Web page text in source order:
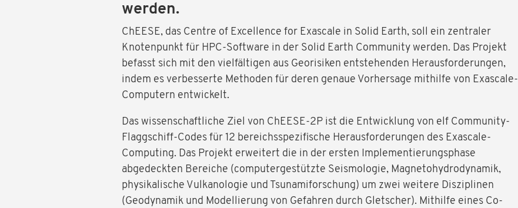
werden.
ChEESE, das Centre of Excellence for Exascale in Solid Earth, soll ein zentraler
Knotenpunkt für HPC-Software in der Solid Earth Community werden. Das Projekt
befasst sich mit den vielfältigen aus Georisiken entstehenden Herausforderungen,
indem es verbesserte Methoden für deren genaue Vorhersage mithilfe von Exascale-
Computern entwickelt.
Das wissenschaftliche Ziel von ChEESE-2P ist die Entwicklung von elf Community-
Flaggschiff-Codes für 12 bereichsspezifische Herausforderungen des Exascale-
Computing. Das Projekt erweitert die in der ersten Implementierungsphase
abgedeckten Bereiche (computergestützte Seismologie, Magnetohydrodynamik,
physikalische Vulkanologie und Tsunamiforschung) um zwei weitere Disziplinen
(Geodynamik und Modellierung von Gefahren durch Gletscher). Mithilfe eines Co-